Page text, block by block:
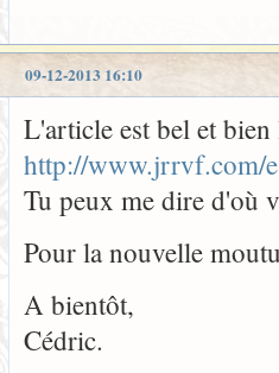
09-12-2013 16:10
L'article est bel et
http://www.jrrvf.com/
Tu peux me dire d'où
Pour la nouvelle
A bientôt,
Cédric.